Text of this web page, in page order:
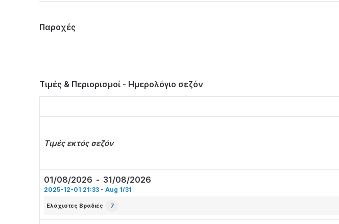
Παροχές
Τιμές & Περιορισμοί - Ημερολόγιο σεζόν
Τιμές εκτός σεζόν
01/08/2026 - 31/08/2026
2025-12-01 21:33 - Aug 1/31
Ελάχιστες Βραδιές 7